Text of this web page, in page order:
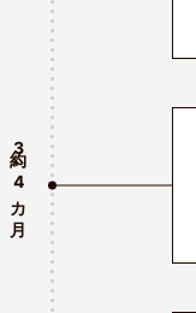
3
～
4
カ月